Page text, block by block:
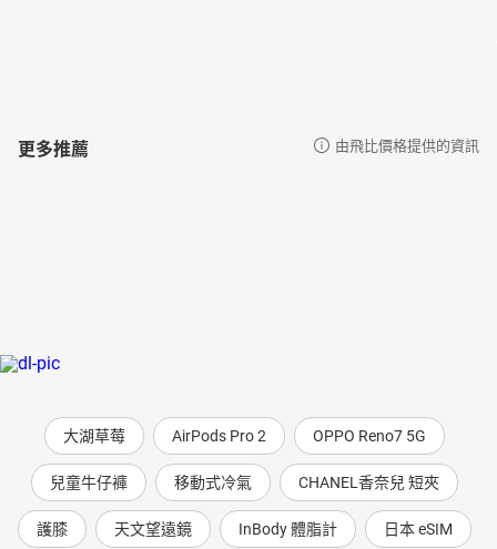
更多推薦 由飛比價格提供的資訊
大湖草莓 AirPods Pro 2 OPPO Reno7 5G
兒童牛仔褲 移動式冷氣 CHANEL香奈兒 短夾
護膝 天文望遠鏡 InBody 體脂計 日本 eSIM